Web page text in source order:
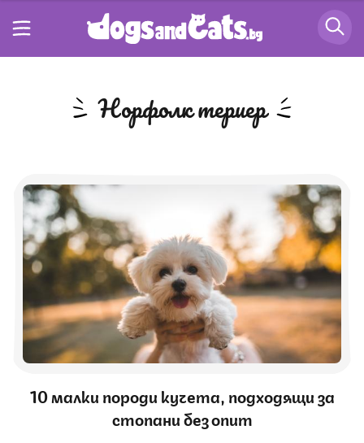
Норфолк териер
10 малки породи кучета, подходящи за
стопани без опит